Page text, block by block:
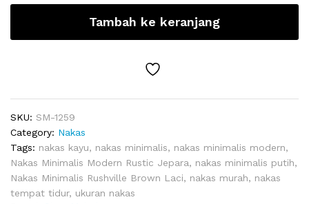
Rustic
quantity
Tambah ke keranjang
SKU: SM-1259
Category: Nakas
Tags: nakas kayu, nakas minimalis, nakas minimalis modern,
Nakas Minimalis Modern Rustic Jepara, nakas minimalis putih,
Nakas Minimalis Rushville Brown Laci, nakas murah, nakas
tempat tidur, ukuran nakas